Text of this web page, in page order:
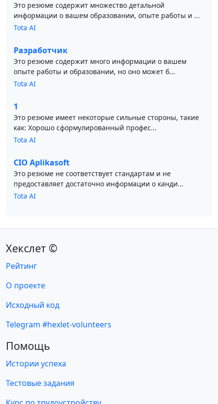
Это резюме содержит множество детальной
информации о вашем образовании, опыте работы и ...
Tota AI
Разработчик
Это резюме содержит много информации о вашем
опыте работы и образовании, но оно может б...
Tota AI
1
Это резюме имеет некоторые сильные стороны, такие
как: Хорошо сформулированный профес...
Tota AI
CIO Aplikasoft
Это резюме не соответствует стандартам и не
предоставляет достаточно информации о канди...
Tota AI
Хекслет ©
Рейтинг
О проекте
Исходный код
Telegram #hexlet-volunteers
Помощь
Истории успеха
Тестовые задания